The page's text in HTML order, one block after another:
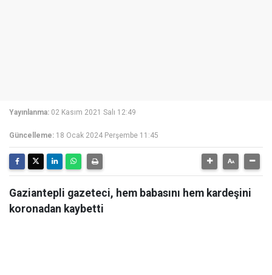
Yayınlanma: 02 Kasım 2021 Salı 12:49
Güncelleme: 18 Ocak 2024 Perşembe 11:45
Gaziantepli gazeteci, hem babasını hem kardeşini
koronadan kaybetti